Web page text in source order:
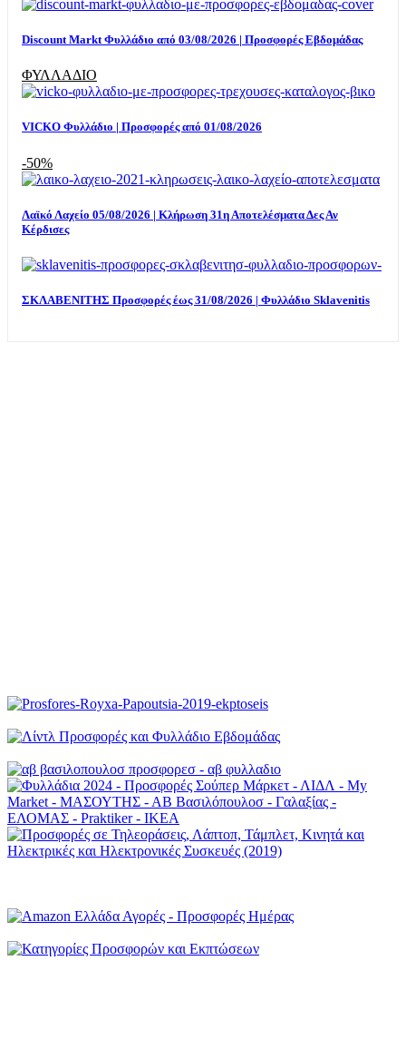
Discount Markt Φυλλάδιο από 03/08/2026 | Προσφορές Εβδομάδας
ΦΥΛΛΑΔΙΟ
VICKO Φυλλάδιο | Προσφορές από 01/08/2026
-50%
Λαϊκό Λαχείο 05/08/2026 | Κλήρωση 31η Αποτελέσματα Δες Αν
Κέρδισες
ΣΚΛΑΒΕΝΙΤΗΣ Προσφορές έως 31/08/2026 | Φυλλάδιο Sklavenitis